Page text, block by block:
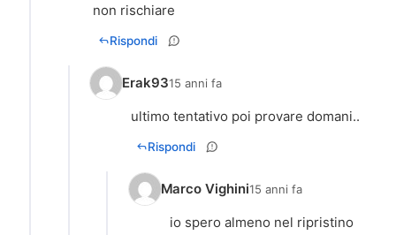
non rischiare
Rispondi
Erak9315 anni fa
ultimo tentativo poi provare domani..
Rispondi
Marco Vighini15 anni fa